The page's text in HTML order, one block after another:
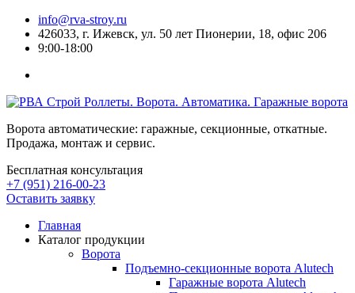
info@rva-stroy.ru
426033, г. Ижевск, ул. 50 лет Пионерии, 18, офис 206
9:00-18:00
Роллеты. Ворота. Автоматика. Гаражные ворота
Ворота автоматические: гаражные, секционные, откатные.
Продажа, монтаж и сервис.
Бесплатная консультация
+7 (951) 216-00-23
Оставить заявку
Главная
Каталог продукции
Ворота
Подъемно-секционные ворота Alutech
Гаражные ворота Alutech